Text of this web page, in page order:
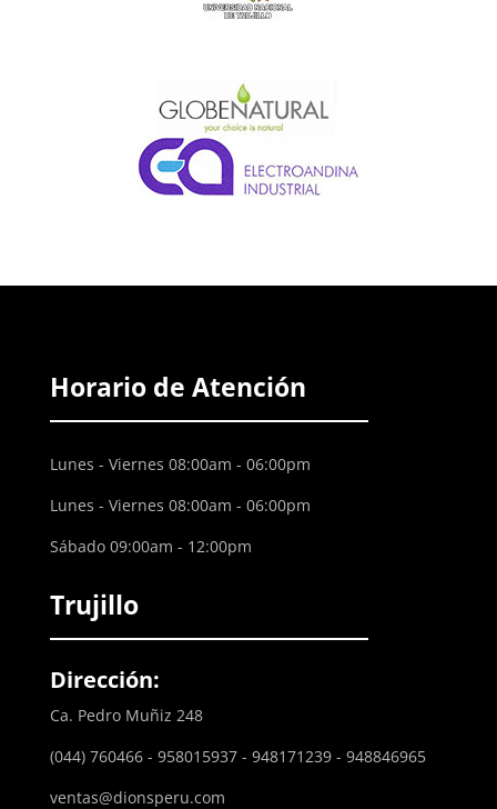
Horario de Atención
Lunes - Viernes 08:00am - 06:00pm
Lunes - Viernes 08:00am - 06:00pm
Sábado 09:00am - 12:00pm
Trujillo
Dirección:
Ca. Pedro Muñiz 248
(044) 760466 - 958015937 - 948171239 - 948846965
ventas@dionsperu.com